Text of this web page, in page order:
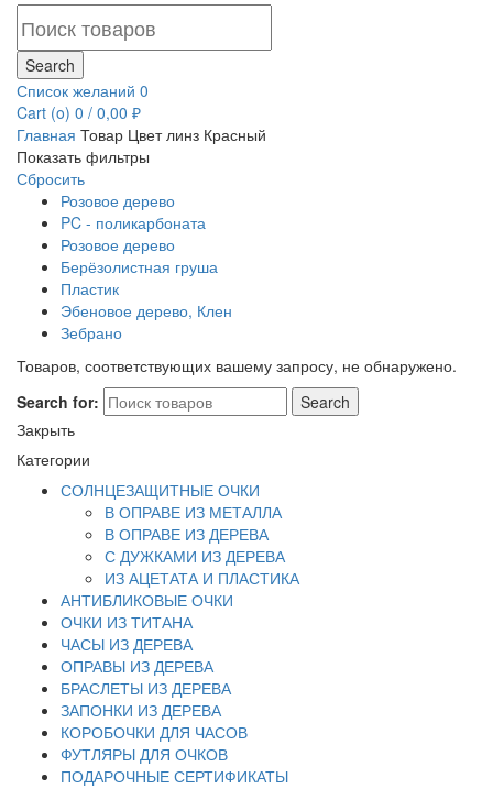
Search
Список желаний 0
Cart (o) 0 / 0,00 ₽
Главная Товар Цвет линз Красный
Показать фильтры
Сбросить
Розовое дерево
PC - поликарбоната
Розовое дерево
Берёзолистная груша
Пластик
Эбеновое дерево, Клен
Зебрано
Товаров, соответствующих вашему запросу, не обнаружено.
Search for:
Search
Закрыть
Категории
СОЛНЦЕЗАЩИТНЫЕ ОЧКИ
В ОПРАВЕ ИЗ МЕТАЛЛА
В ОПРАВЕ ИЗ ДЕРЕВА
С ДУЖКАМИ ИЗ ДЕРЕВА
ИЗ АЦЕТАТА И ПЛАСТИКА
АНТИБЛИКОВЫЕ ОЧКИ
ОЧКИ ИЗ ТИТАНА
ЧАСЫ ИЗ ДЕРЕВА
ОПРАВЫ ИЗ ДЕРЕВА
БРАСЛЕТЫ ИЗ ДЕРЕВА
ЗАПОНКИ ИЗ ДЕРЕВА
КОРОБОЧКИ ДЛЯ ЧАСОВ
ФУТЛЯРЫ ДЛЯ ОЧКОВ
ПОДАРОЧНЫЕ СЕРТИФИКАТЫ